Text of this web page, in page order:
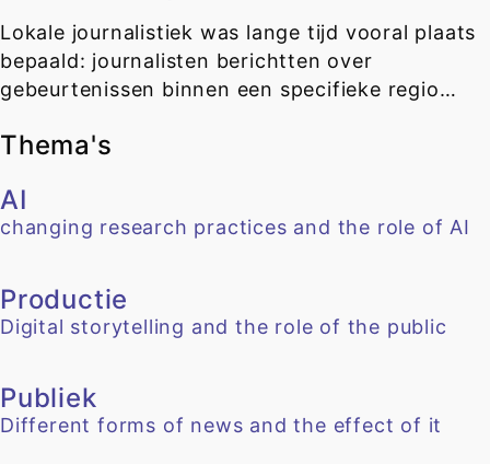
Lokale journalistiek was lange tijd vooral plaats
bepaald: journalisten berichtten over
gebeurtenissen binnen een specifieke regio…
Thema's
AI
changing research practices and the role of AI
Productie
Digital storytelling and the role of the public
Publiek
Different forms of news and the effect of it